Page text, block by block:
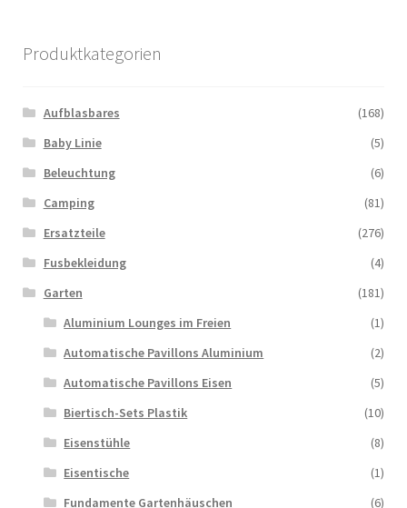
Produktkategorien
Aufblasbares
(168)
Baby Linie
(5)
Beleuchtung
(6)
Camping
(81)
Ersatzteile
(276)
Fusbekleidung
(4)
Garten
(181)
Aluminium Lounges im Freien
(1)
Automatische Pavillons Aluminium
(2)
Automatische Pavillons Eisen
(5)
Biertisch-Sets Plastik
(10)
Eisenstühle
(8)
Eisentische
(1)
Fundamente Gartenhäuschen
(6)